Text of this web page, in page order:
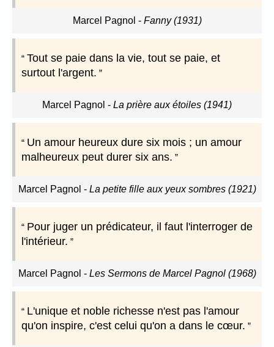
Marcel Pagnol - Fanny (1931)
Tout se paie dans la vie, tout se paie, et
surtout l'argent.
Marcel Pagnol - La prière aux étoiles (1941)
Un amour heureux dure six mois ; un amour
malheureux peut durer six ans.
Marcel Pagnol - La petite fille aux yeux sombres (1921)
Pour juger un prédicateur, il faut l'interroger de
l'intérieur.
Marcel Pagnol - Les Sermons de Marcel Pagnol (1968)
L'unique et noble richesse n'est pas l'amour
qu'on inspire, c'est celui qu'on a dans le cœur.